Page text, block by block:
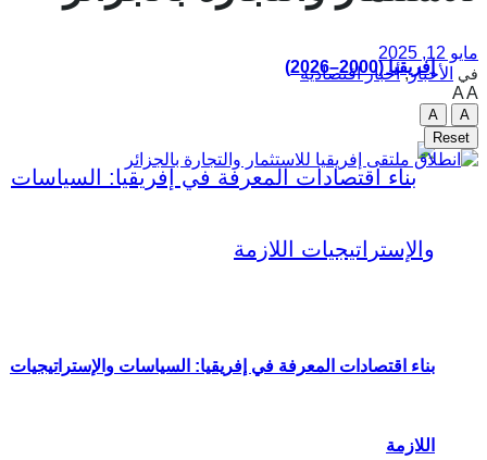
إفريقيا (2000–2026)
بناء اقتصادات المعرفة في إفريقيا: السياسات والإستراتيجيات
اللازمة
مايو 12, 2025
في الأخبار,أخبار اقتصادية
AA
A
A
Reset